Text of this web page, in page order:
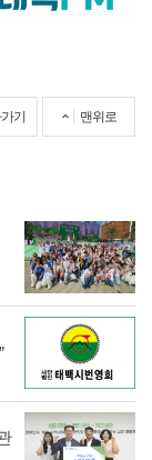
기 맨위로